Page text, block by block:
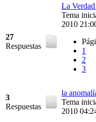
27
Respuestas
La
Tema
2010
1
2
3
3
Respuestas
la
Tema
2010